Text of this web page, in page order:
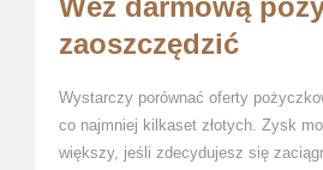
Weź darmową
zaoszczędzić
Wystarczy porównać oferty
co najmniej kilkaset złotych. Zysk
większy, jeśli zdecydujesz się